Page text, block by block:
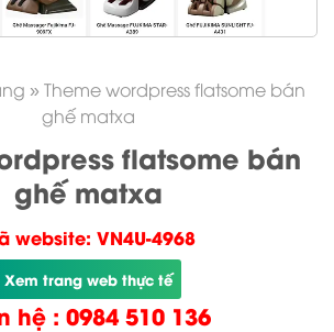
» Theme wordpress flatsome bán
ghế matxa
flatsome bán
ghế matxa
website: VN4U-4968
Xem trang web thực tế
hệ : 0984 510 136